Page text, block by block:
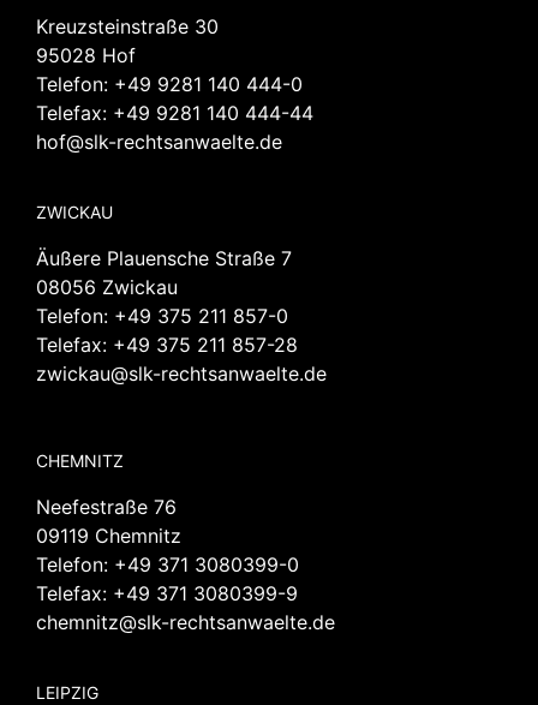
Kreuzsteinstraße 30
95028 Hof
Telefon: +49 9281 140 444-0
Telefax: +49 9281 140 444-44
hof@slk-rechtsanwaelte.de
ZWICKAU
Äußere Plauensche Straße 7
08056 Zwickau
Telefon: +49 375 211 857-0
Telefax: +49 375 211 857-28
zwickau@slk-rechtsanwaelte.de
CHEMNITZ
Neefestraße 76
09119 Chemnitz
Telefon: +49 371 3080399-0
Telefax: +49 371 3080399-9
chemnitz@slk-rechtsanwaelte.de
LEIPZIG